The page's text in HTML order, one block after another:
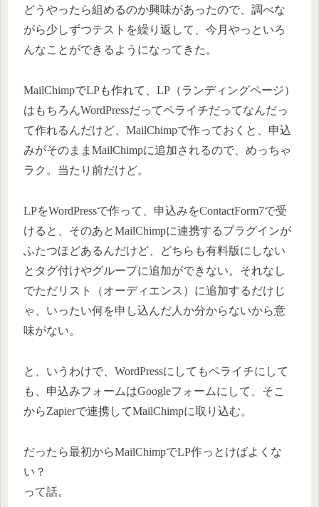
どうやったら組めるのか興味があったので、調べな
がら少しずつテストを繰り返して、今月やっといろ
んなことができるようになってきた。
MailChimpでLPも作れて、LP（ランディングページ）
はもちろんWordPressだってペライチだってなんだっ
て作れるんだけど、MailChimpで作っておくと、申込
みがそのままMailChimpに追加されるので、めっちゃ
ラク。当たり前だけど。
LPをWordPressで作って、申込みをContactForm7で受
けると、そのあとMailChimpに連携するプラグインが
ふたつほどあるんだけど、どちらも有料版にしない
とタグ付けやグループに追加ができない。それなし
でただリスト（オーディエンス）に追加するだけじ
ゃ、いったい何を申し込んだ人か分からないから意
味がない。
と、いうわけで、WordPressにしてもペライチにして
も、申込みフォームはGoogleフォームにして、そこ
からZapierで連携してMailChimpに取り込む。
だったら最初からMailChimpでLP作っとけばよくな
い？
って話。